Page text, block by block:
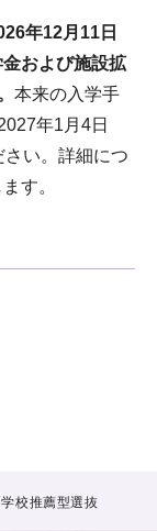
年12月11日
金および施設拡
本来の入学手
年1月4日
さい。詳細につ
す。
学校推薦型選抜